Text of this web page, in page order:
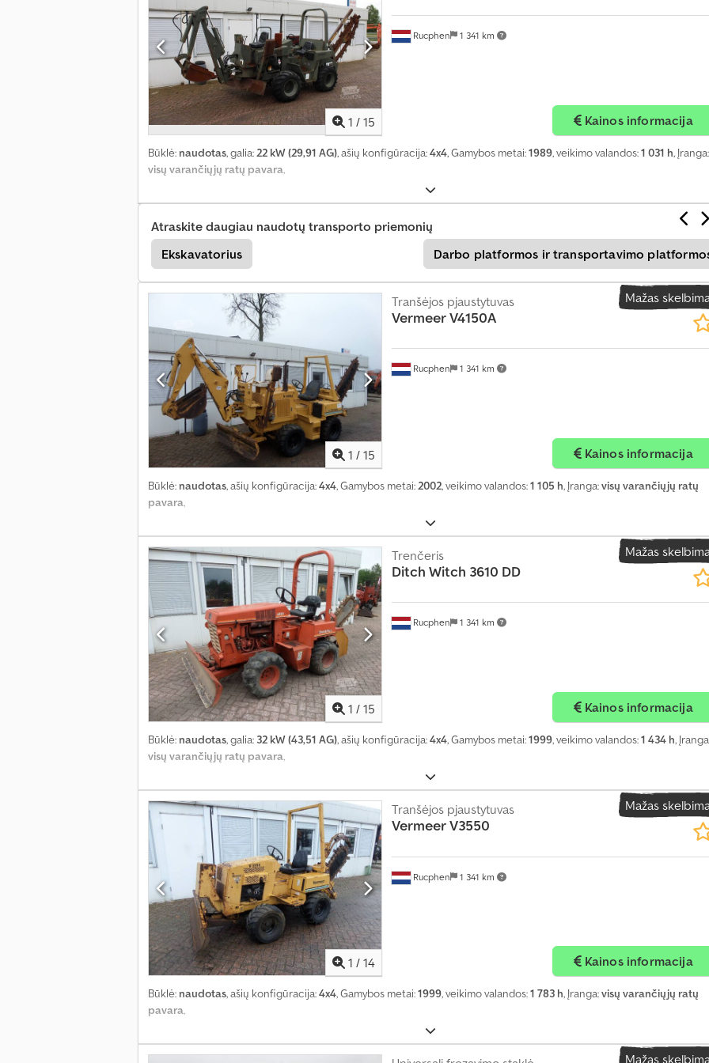
p
a
u
u
t
i
s
i
r
b
ą
1 / 15
Rucphen 1 341 km
Kainos informacija
Būklė: naudotas, galia:22 kW (29,91 AG), ašių konfigūracija:4x4, Gamybos metai:1989, veikimo valandos:1 031 h, Įranga:
visų varančiųjų ratų pavara,
Atraskite daugiau naudotų transporto priemonių
Ekskavatorius
Darbo platformos ir transportavimo
Mažas
1 / 15
Rucphen 1 341 km
Tranšėjos pjaustytuvas
VermeerV4150A
Kainos informacija
Būklė: naudotas, ašių konfigūracija:4x4, Gamybos metai:2002, veikimo valandos:1 105 h, Įranga:visų varančiųjų ratų
pavara,
Mažas
1 / 15
Rucphen 1 341 km
Trenčeris
Ditch Witch 3610 DD
Kainos informacija
Būklė: naudotas, galia: 32 kW (43,51 AG), ašių konfigūracija:4x4, Gamybos metai:1999, veikimo valandos:1 434 h,
visų varančiųjų ratų pavara,
Mažas
1 / 14
Rucphen 1 341 km
Tranšėjos pjaustytuvas
VermeerV3550
Kainos informacija
Būklė: naudotas, ašių konfigūracija:4x4, Gamybos metai:1999, veikimo valandos:1 783 h, Įranga:visų varančiųjų ratų
pavara,
Mažas